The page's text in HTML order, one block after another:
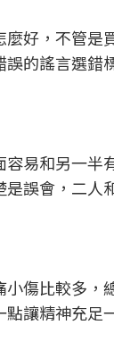
好，不管是
的謠言選錯
易和另一半
誤會，二人
小傷比較多，
讓精神充足